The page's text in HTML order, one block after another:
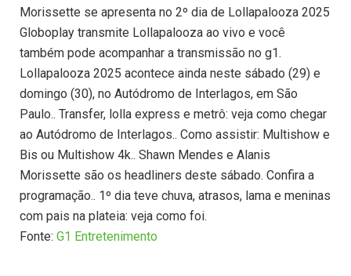
Morissette se apresenta no 2º dia de Lollapalooza 2025
Globoplay transmite Lollapalooza ao vivo e você
também pode acompanhar a transmissão no g1.
Lollapalooza 2025 acontece ainda neste sábado (29) e
domingo (30), no Autódromo de Interlagos, em São
Paulo.. Transfer, lolla express e metrô: veja como chegar
ao Autódromo de Interlagos.. Como assistir: Multishow e
Bis ou Multishow 4k.. Shawn Mendes e Alanis
Morissette são os headliners deste sábado. Confira a
programação.. 1º dia teve chuva, atrasos, lama e meninas
com pais na plateia: veja como foi.
Fonte: G1 Entretenimento